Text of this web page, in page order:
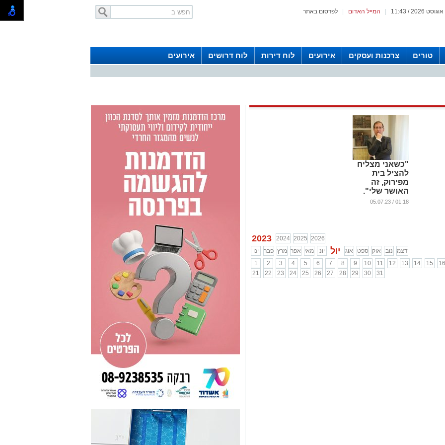
לפרסום באתר המייל האדום
טורים צרכנות ועסקים אירועים לוח דירות לוח דרושים אירועים
"כשאני מצליח
להציל בית
מפירוק, זה
האושר שלי".
הכירו את הטוען
01:18 / 05.07.23
2023 2024 2025 2026
ינו
פבר מרץ אפר מאי יונ יול אוג ספט אוק נוב
דצמ
1
2 3 4 5 6 7 8 9 10 11 12 13 14 15 16
21
22 23 24 25 26 27 28 29 30 31